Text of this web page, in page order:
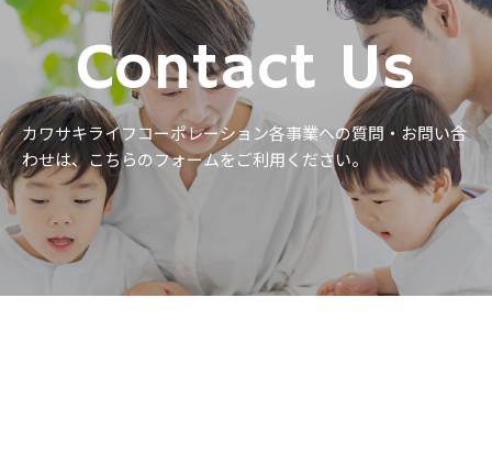
Contact Us
カワサキライフコーポレーション各事業への質問・お問い合
わせは、 こちらのフォームをご利用ください。